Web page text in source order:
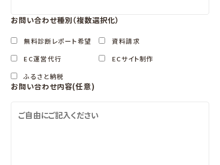
お問い合わせ種別（複数選択化）
無料診断レポート希望
資料請求
EC運営代行
ECサイト制作
ふるさと納税
お問い合わせ内容(任意)